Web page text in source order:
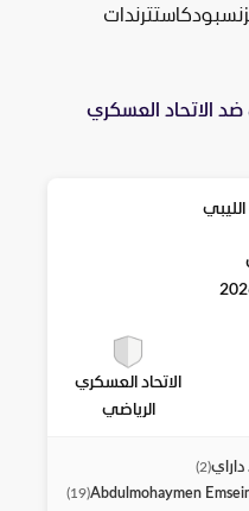
بودكاستترندات
ضد الاتحاد العسكري
الليبي
الاتحاد العسكري
الرياضي
داراي(
2
)
Abdulmohaymen
(
19
)